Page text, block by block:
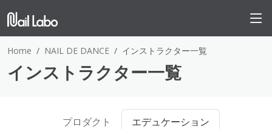
Home NAIL DE DANCE インストラクター一覧
インストラクター一覧
プロダクト エデュケーション